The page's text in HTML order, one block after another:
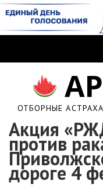
ОТБОРНЫЕ
Акция
против
дороге 4